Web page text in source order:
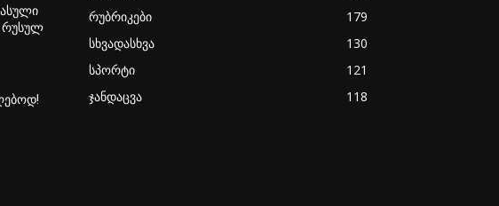
რუსულ
რუბრიკები
179
სხვადასხვა
130
სპორტი
121
ჯანდაცვა
118